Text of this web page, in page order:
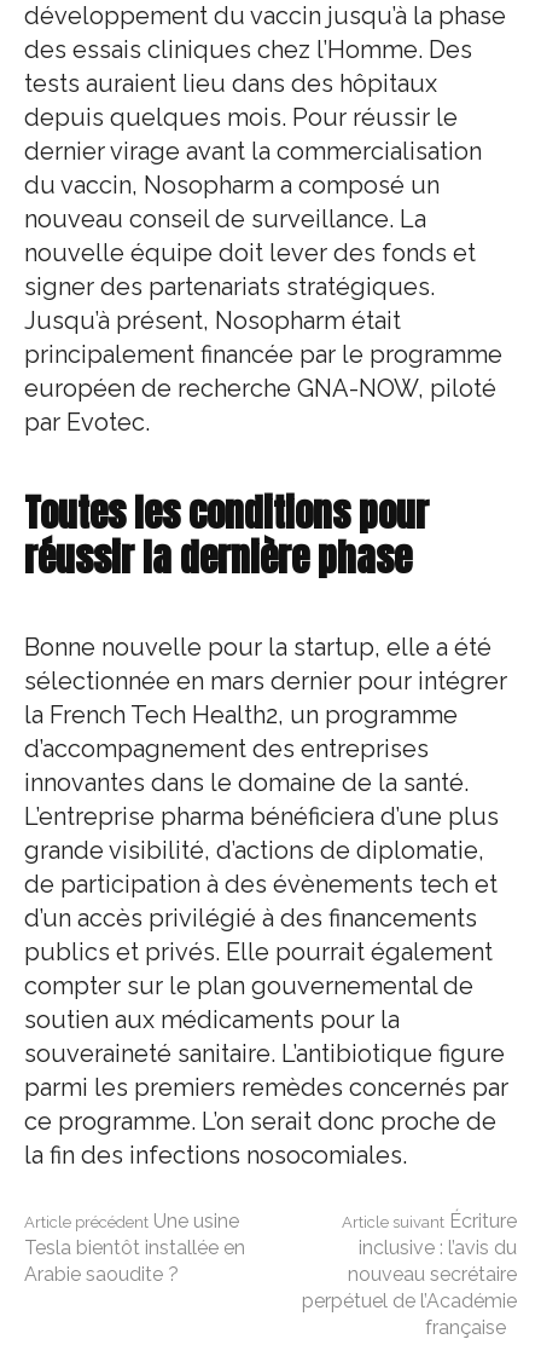
développement du vaccin jusqu’à la phase
des essais cliniques chez l’Homme. Des
tests auraient lieu dans des hôpitaux
depuis quelques mois. Pour réussir le
dernier virage avant la commercialisation
du vaccin, Nosopharm a composé un
nouveau conseil de surveillance. La
nouvelle équipe doit lever des fonds et
signer des partenariats stratégiques.
Jusqu’à présent, Nosopharm était
principalement financée par le programme
européen de recherche GNA-NOW, piloté
par Evotec.
Toutes les conditions pour
réussir la dernière phase
Bonne nouvelle pour la startup, elle a été
sélectionnée en mars dernier pour intégrer
la French Tech Health2, un programme
d’accompagnement des entreprises
innovantes dans le domaine de la santé.
L’entreprise pharma bénéficiera d’une plus
grande visibilité, d’actions de diplomatie,
de participation à des évènements tech et
d’un accès privilégié à des financements
publics et privés. Elle pourrait également
compter sur le plan gouvernemental de
soutien aux médicaments pour la
souveraineté sanitaire. L’antibiotique figure
parmi les premiers remèdes concernés par
ce programme. L’on serait donc proche de
la fin des infections nosocomiales.
Lire
Article précédent Une usine
Tesla bientôt installée en
Arabie saoudite ?
Article suivant Écriture
inclusive : l’avis du
nouveau secrétaire
perpétuel de l’Académie
française